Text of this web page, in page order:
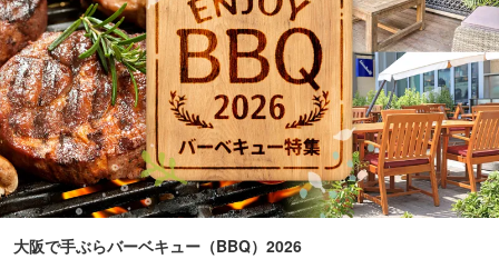
大阪で手ぶらバーベキュー（BBQ）2026